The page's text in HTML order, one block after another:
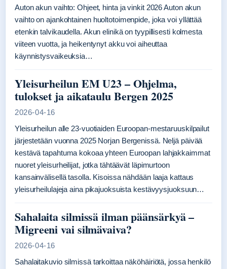
Auton akun vaihto: Ohjeet, hinta ja vinkit 2026 Auton akun
vaihto on ajankohtainen huoltotoimenpide, joka voi yllättää
etenkin talvikaudella. Akun elinikä on tyypillisesti kolmesta
viiteen vuotta, ja heikentynyt akku voi aiheuttaa
käynnistysvaikeuksia…
Yleisurheilun EM U23 – Ohjelma,
tulokset ja aikataulu Bergen 2025
2026-04-16
Yleisurheilun alle 23-vuotiaiden Euroopan-mestaruuskilpailut
järjestetään vuonna 2025 Norjan Bergenissä. Neljä päivää
kestävä tapahtuma kokoaa yhteen Euroopan lahjakkaimmat
nuoret yleisurheilijat, jotka tähtäävät läpimurtoon
kansainvälisellä tasolla. Kisoissa nähdään laaja kattaus
yleisurheilulajeja aina pikajuoksuista kestävyysjuoksuun…
Sahalaita silmissä ilman päänsärkyä –
Migreeni vai silmävaiva?
2026-04-16
Sahalaitakuvio silmissä tarkoittaa näköhäiriötä, jossa henkilö